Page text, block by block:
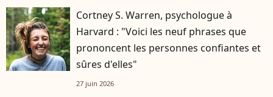
Cortney S. Warren, psychologue à
Harvard : "Voici les neuf phrases que
prononcent les personnes confiantes et
sûres d'elles"
27 juin 2026